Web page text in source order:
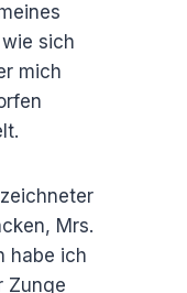
sich
mich
Mrs.
habe ich
Zunge